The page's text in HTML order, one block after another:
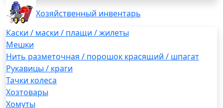
Хозяйственный инвентарь
Каски / маски / плащи / жилеты
Мешки
Нить разметочная / порошок красящий / шпагат
Рукавицы / краги
Тачки колеса
Хозтовары
Хомуты